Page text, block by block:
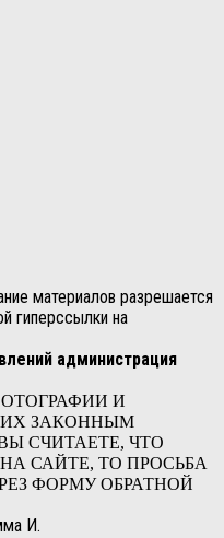
материалов разрешается
гиперссылки на
администрация
И
ЗАКОННЫМ
СЧИТАЕТЕ, ЧТО
САЙТЕ, ТО ПРОСЬБА
ФОРМУ ОБРАТНОЙ
И.